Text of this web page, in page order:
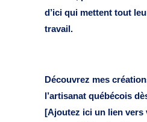
d’ici qui mettent tout
travail.
Découvrez mes
l’artisanat québécois
[Ajoutez ici un lien vers